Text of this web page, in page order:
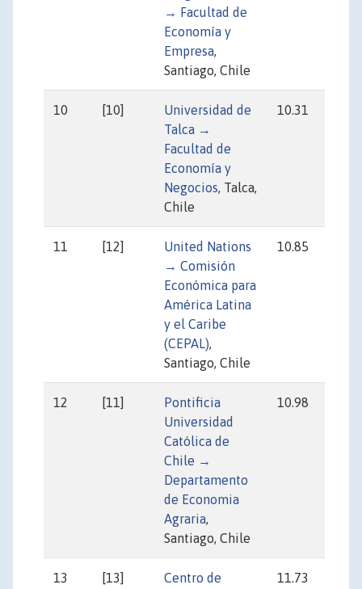
→ Facultad de
Economía y
Empresa,
Santiago, Chile
10 [10]
Universidad de
Talca →
Facultad de
Economía y
Negocios, Talca,
Chile
10.31
11 [12]
United Nations
→ Comisión
Económica para
América Latina
y el Caribe
(CEPAL),
Santiago, Chile
10.85
12 [11]
Pontificia
Universidad
Católica de
Chile →
Departamento
de Economia
Agraria,
Santiago, Chile
10.98
13 [13]
Centro de
11.73